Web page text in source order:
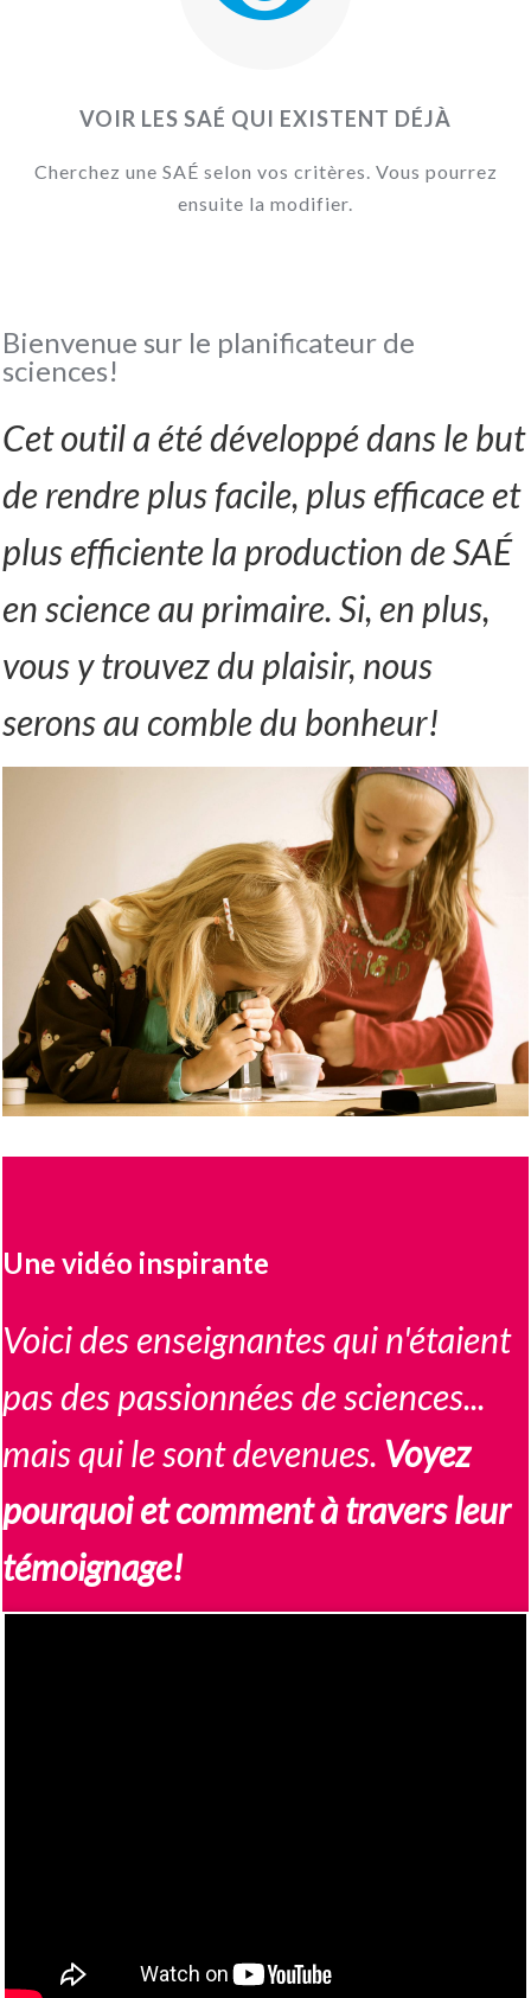
VOIR LES SAÉ QUI EXISTENT DÉJÀ
Cherchez une SAÉ selon vos critères. Vous pourrez
ensuite la modifier.
Bienvenue sur le planificateur de
sciences!
Cet outil a été développé dans le but
de rendre plus facile, plus efficace et
plus efficiente la production de SAÉ
en science au primaire. Si, en plus,
vous y trouvez du plaisir, nous
serons au comble du bonheur!
Une vidéo inspirante
Voici des enseignantes qui n'étaient
pas des passionnées de sciences...
mais qui le sont devenues. Voyez
pourquoi et comment à travers leur
témoignage!